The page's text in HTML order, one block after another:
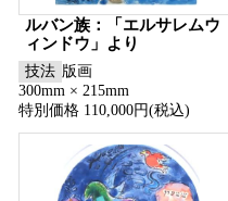
ルバン族：「エルサレムウ
ィンドウ」より
技法 版画
300mm × 215mm
特別価格 110,000円(税込)